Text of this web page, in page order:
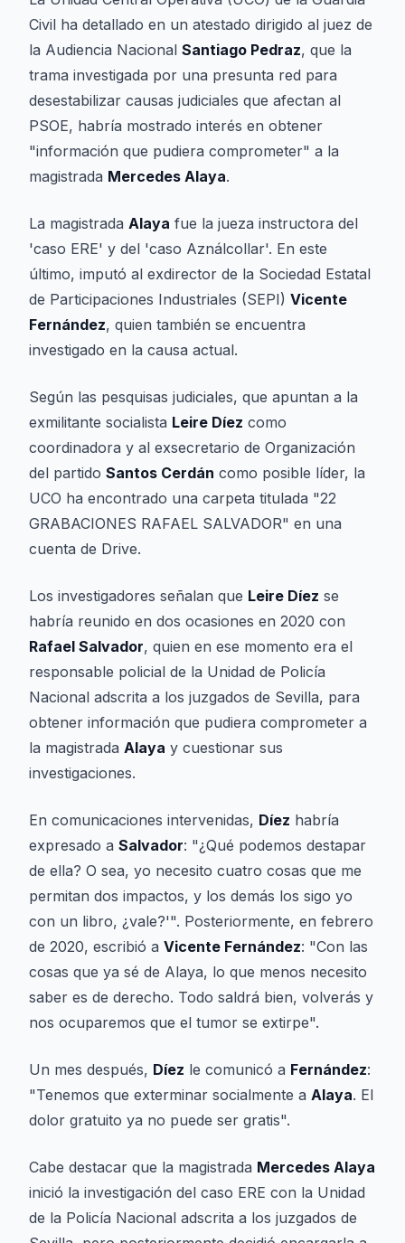
Civil ha detallado en un atestado dirigido al juez de
la Audiencia Nacional Santiago Pedraz, que la
trama investigada por una presunta red para
desestabilizar causas judiciales que afectan al
PSOE, habría mostrado interés en obtener
"información que pudiera comprometer" a la
magistrada Mercedes Alaya.
La magistrada Alaya fue la jueza instructora del
'caso ERE' y del 'caso Aználcollar'. En este
último, imputó al exdirector de la Sociedad Estatal
de Participaciones Industriales (SEPI) Vicente
Fernández, quien también se encuentra
investigado en la causa actual.
Según las pesquisas judiciales, que apuntan a la
exmilitante socialista Leire Díez como
coordinadora y al exsecretario de Organización
del partido Santos Cerdán como posible líder, la
UCO ha encontrado una carpeta titulada "22
GRABACIONES RAFAEL SALVADOR" en una
cuenta de Drive.
Los investigadores señalan que Leire Díez se
habría reunido en dos ocasiones en 2020 con
Rafael Salvador, quien en ese momento era el
responsable policial de la Unidad de Policía
Nacional adscrita a los juzgados de Sevilla, para
obtener información que pudiera comprometer a
la magistrada Alaya y cuestionar sus
investigaciones.
En comunicaciones intervenidas, Díez habría
expresado a Salvador: "¿Qué podemos destapar
de ella? O sea, yo necesito cuatro cosas que me
permitan dos impactos, y los demás los sigo yo
con un libro, ¿vale?'". Posteriormente, en febrero
de 2020, escribió a Vicente Fernández: "Con las
cosas que ya sé de Alaya, lo que menos necesito
saber es de derecho. Todo saldrá bien, volverás y
nos ocuparemos que el tumor se extirpe".
Un mes después, Díez le comunicó a Fernández:
"Tenemos que exterminar socialmente a Alaya. El
dolor gratuito ya no puede ser gratis".
Cabe destacar que la magistrada Mercedes Alaya
inició la investigación del caso ERE con la Unidad
de la Policía Nacional adscrita a los juzgados de